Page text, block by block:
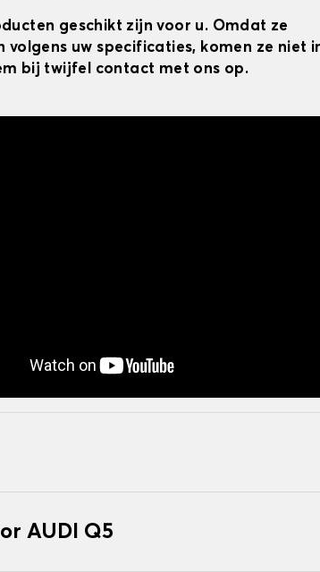
geschikt zijn voor u. Omdat ze
volgens uw specificaties, komen ze niet
bij twijfel contact met ons op.
AUDI Q5